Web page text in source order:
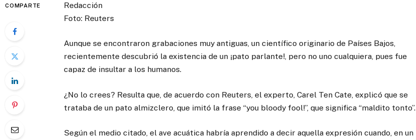
COMPARTE
Redacción
Foto: Reuters
Aunque se encontraron grabaciones muy antiguas, un científico originario de Países Bajos,
recientemente descubrió la existencia de un ¡pato parlante!, pero no uno cualquiera, pues fue
capaz de insultar a los humanos.
¿No lo crees? Resulta que, de acuerdo con Reuters, el experto, Carel Ten Cate, explicó que se
trataba de un pato almizclero, que imitó la frase “you bloody fool!”, que significa “maldito tonto”.
Según el medio citado, el ave acuática habría aprendido a decir aquella expresión cuando, en un